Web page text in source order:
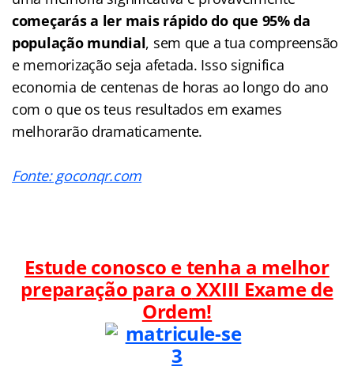
começarás a ler mais rápido do que 95% da
população mundial, sem que a tua compreensão
e memorização seja afetada. Isso significa
economia de centenas de horas ao longo do ano
com o que os teus resultados em exames
melhorarão dramaticamente.
Fonte: goconqr.com
Estude conosco e tenha a melhor
preparação para oXXIII Exame de
Ordem!